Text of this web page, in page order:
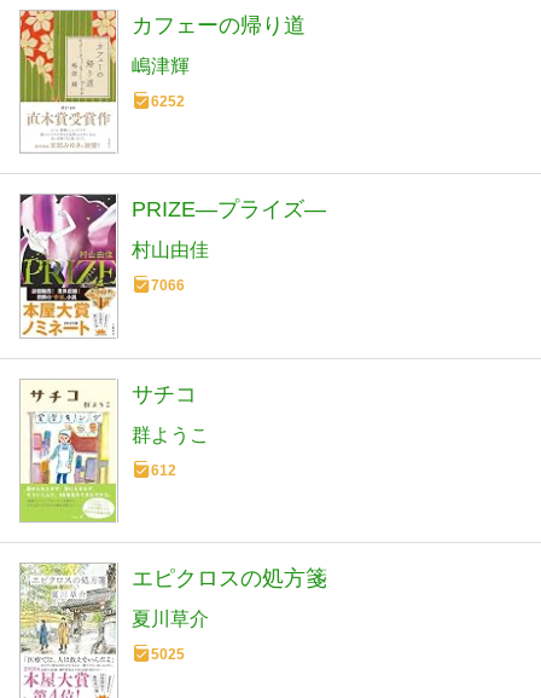
カフェーの帰り道
嶋津輝
6252
PRIZE―プライズ―
村山由佳
7066
サチコ
群ようこ
612
エピクロスの処方箋
夏川草介
5025